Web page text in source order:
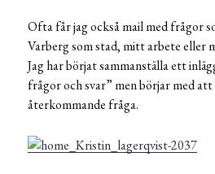
Ofta får jag också mail med frågor
Varberg som stad, mitt arbete eller
Jag har börjat sammanställa ett
frågor och svar” men börjar med att
återkommande fråga.